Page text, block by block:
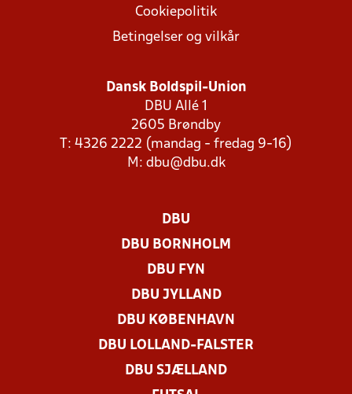
Cookiepolitik
Betingelser og vilkår
Dansk Boldspil-Union
DBU Allé 1
2605 Brøndby
T: 4326 2222 (mandag - fredag 9-16)
M: dbu@dbu.dk
DBU
DBU BORNHOLM
DBU FYN
DBU JYLLAND
DBU KØBENHAVN
DBU LOLLAND-FALSTER
DBU SJÆLLAND